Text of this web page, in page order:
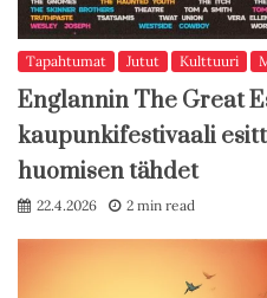
Tapahtumat Jutut Kulttuuri
Englannin The Great
kaupunkifestivaali
huomisen tähdet
22.4.2026 2 min read